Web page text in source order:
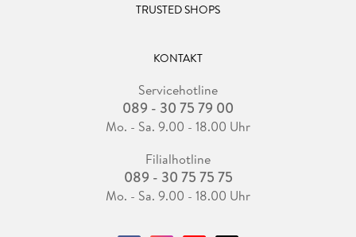
TRUSTED SHOPS
KONTAKT
Servicehotline
089 - 30 75 79 00
Mo. - Sa. 9.00 - 18.00 Uhr
Filialhotline
089 - 30 75 75 75
Mo. - Sa. 9.00 - 18.00 Uhr